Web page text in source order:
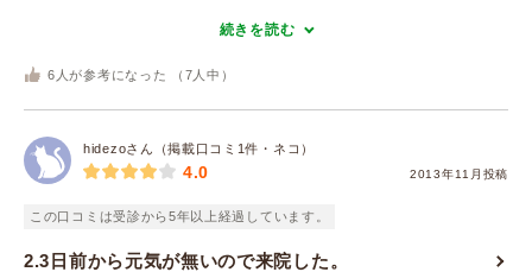
続きを読む
6 人が参考になった （ 7 人中）
hidezoさん（掲載口コミ1件・ネコ）
2013年11月投稿
4.0
この口コミは受診から5年以上経過しています。
2.3日前から元気が無いので来院した。